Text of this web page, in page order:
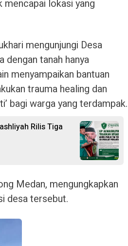
mencapai lokasi yang
mengunjungi Desa
dengan tanah hanya
menyampaikan bantuan
trauma healing dan
bagi warga yang terdampak.
Rilis Tiga
Medan, mengungkapkan
desa tersebut.